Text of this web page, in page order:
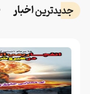
جدیدتریناخبار